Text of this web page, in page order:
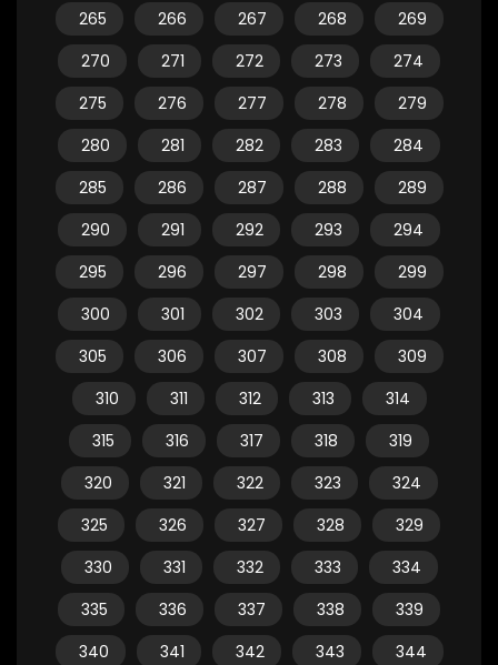
265
266 267 268
269
270
271 272 273
274
275
276 277 278
279
280
281 282 283
284
285
286 287 288
289
290
291 292 293
294
295
296 297 298
299
300
301 302 303
304
305
306 307 308
309
310
311 312 313
314
315
316 317 318
319
320
321 322 323
324
325
326 327 328
329
330
331 332 333
334
335
336 337 338
339
340
341 342 343
344